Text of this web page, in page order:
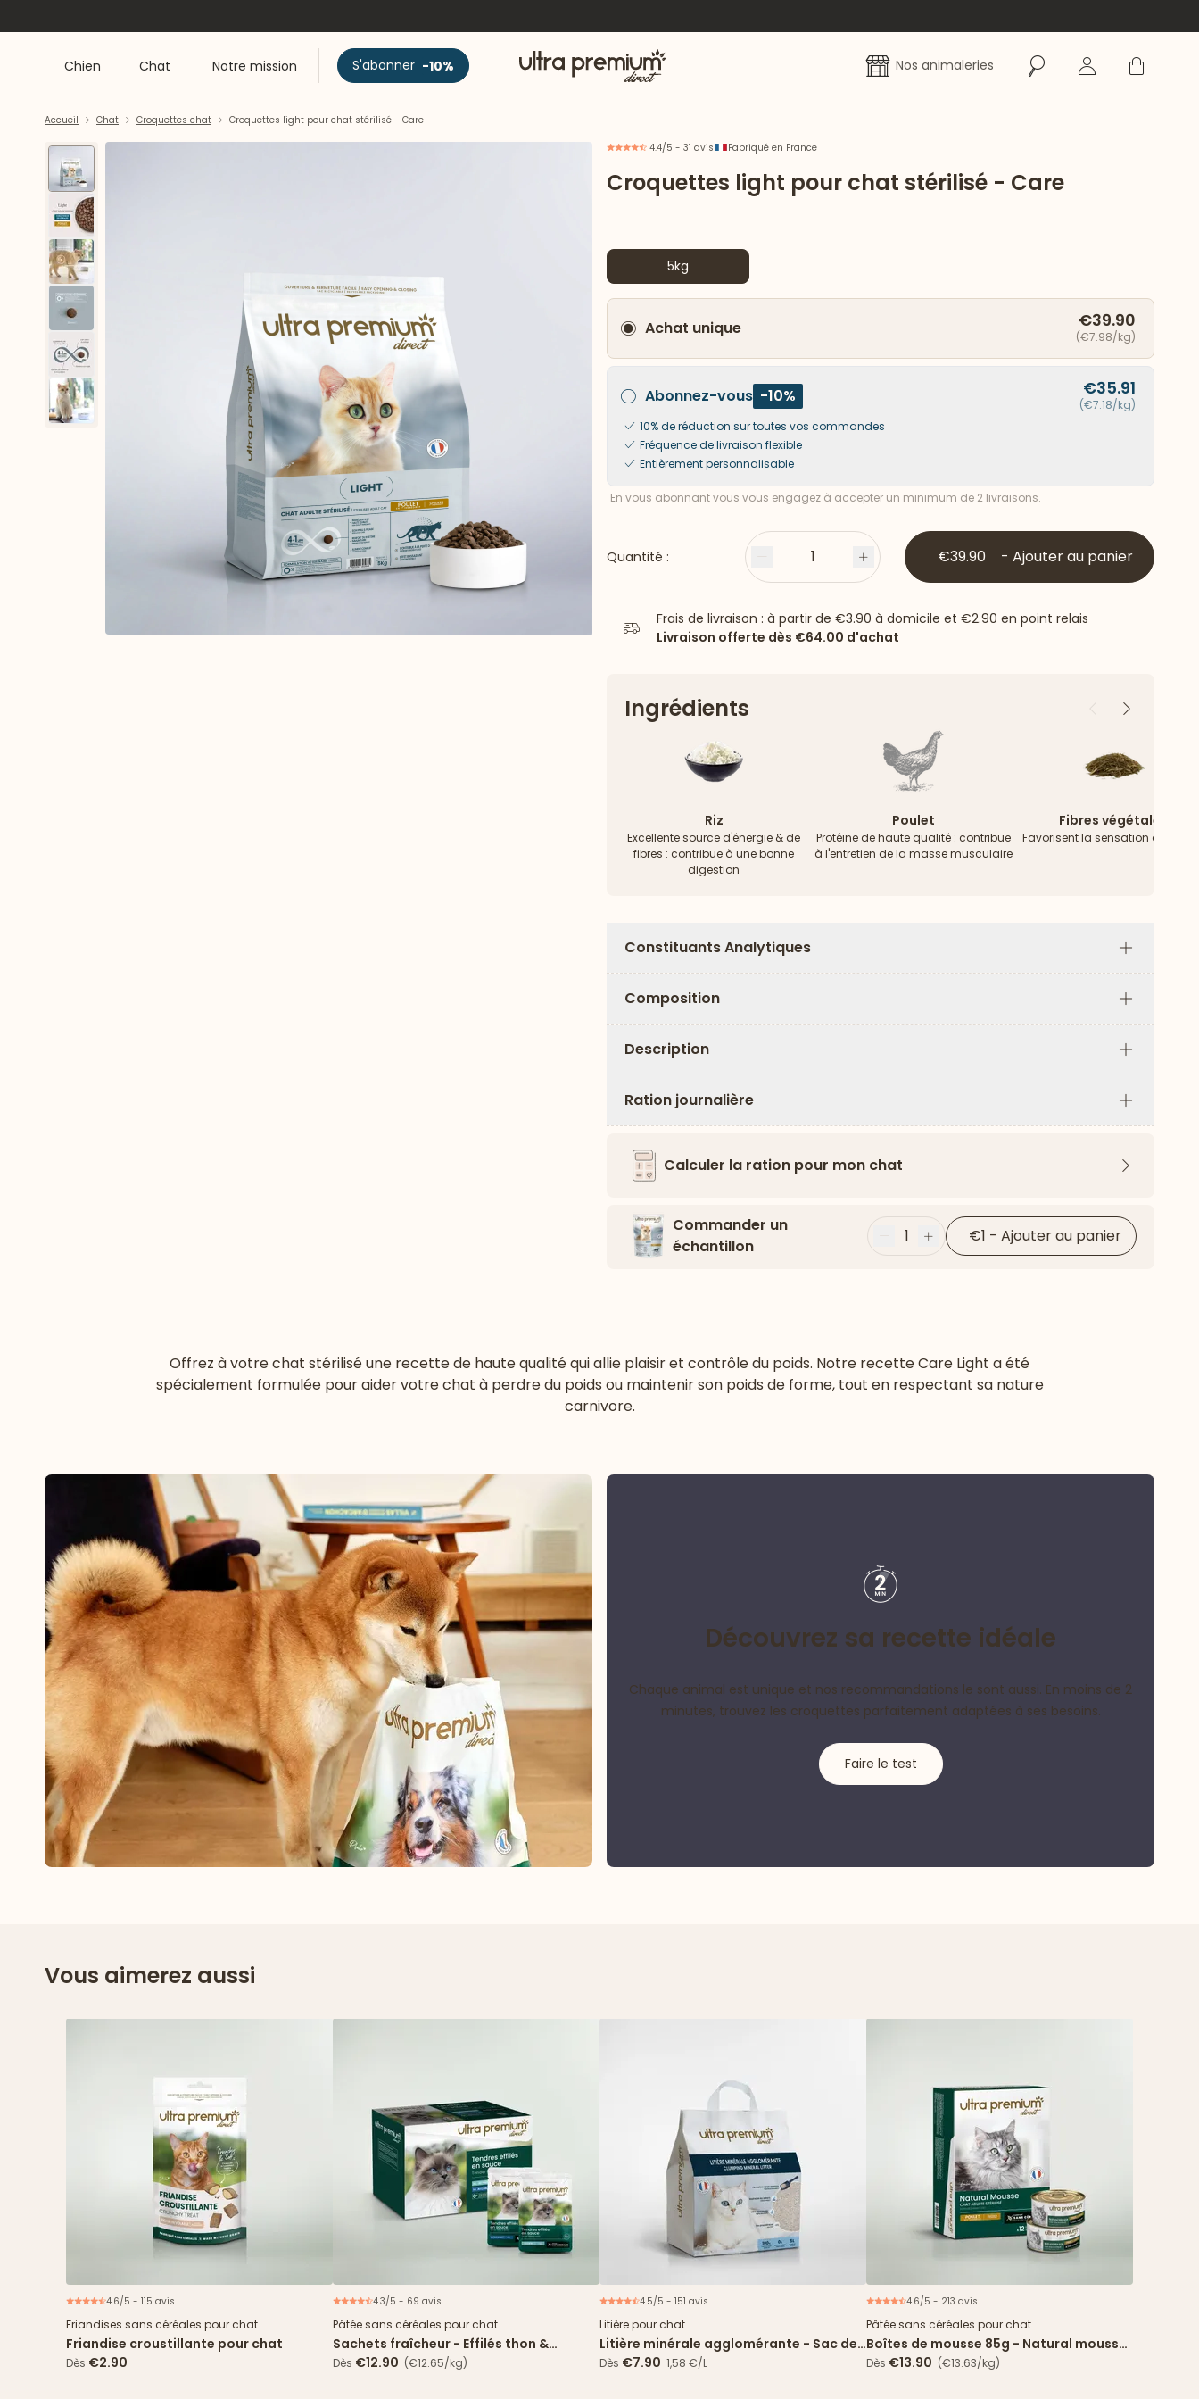
Chien Chat Notre mission S'abonner -10% Accueil Nos animaleries RechercherSe connecter
Panier
Accueil Chat Croquettes chat Croquettes light pour chat stérilisé - Care
4.4/5 - 31 avis Fabriqué en France
Croquettes light pour chat stérilisé - Care
5kg
Achat unique €39.90
(€7.98/kg)
Abonnez-vous -10% €35.91
(€7.18/kg)
10% de réduction sur toutes vos commandes
Fréquence de livraison flexible
Entièrement personnalisable
En vous abonnant vous vous engagez à accepter un minimum de 2 livraisons.
Quantité : Moins 1 Plus €39.90 - Ajouter au panier
Frais de livraison : à partir de €3.90 à domicile et €2.90 en point relais
Livraison offerte dès €64.00 d'achat
Ingrédients PrécédentSuivant
Riz
Excellente source d'énergie & de
fibres : contribue à une bonne
digestion
Poulet
Protéine de haute qualité : contribue
à l'entretien de la masse musculaire
Fibres végétales
Favorisent la sensation de
Constituants Analytiques
Plus
Composition
Plus
Description
Plus
Ration journalière
Plus
Calculer la ration pour mon chat
Commander un
échantillon
Moins
1 Plus €1 - Ajouter au panier
Offrez à votre chat stérilisé une recette de haute qualité qui allie plaisir et contrôle du poids. Notre recette Care Light a été
spécialement formulée pour aider votre chat à perdre du poids ou maintenir son poids de forme, tout en respectant sa nature
carnivore.
Découvrez sa recette idéale
Chaque animal est unique et nos recommandations le sont aussi. En moins de 2
minutes, trouvez les croquettes parfaitement adaptées à ses besoins.
Faire le test
Vous aimerez aussi
4.6/5 - 115 avis
Friandises sans céréales pour chat
Friandise croustillante pour chat
Dès €2.90
4.3/5 - 69 avis
Pâtée sans céréales pour chat
Sachets fraîcheur - Effilés thon &
cabillaud en sauce
Dès €12.90 (€12.65/kg)
4.5/5 - 151 avis
Litière pour chat
Litière minérale agglomérante - Sac de
5L
Dès €7.90 1,58 €/L
4.6/5 - 213 avis
Pâtée sans céréales pour chat
Boîtes de mousse 85g - Natural mousse
poulet pour chat stérilisé
Dès €13.90 (€13.63/kg)